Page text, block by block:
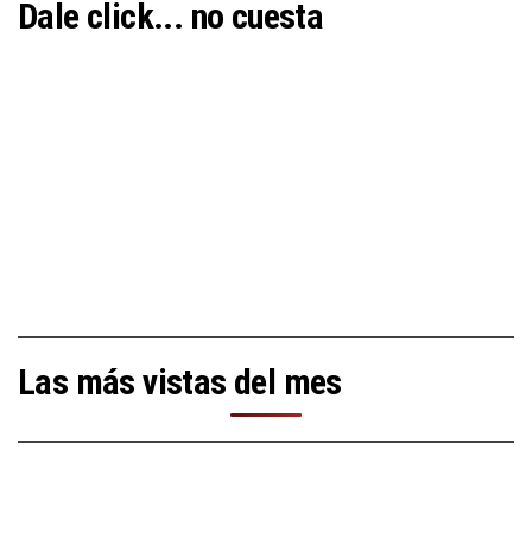
Dale click... no cuesta
Las más vistas del mes